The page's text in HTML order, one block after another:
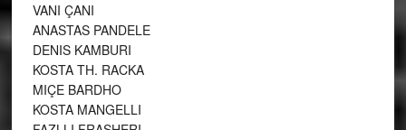
VANI ÇANI
ANASTAS PANDELE
DENIS KAMBURI
KOSTA TH. RACKA
MIÇE BARDHO
KOSTA MANGELLI